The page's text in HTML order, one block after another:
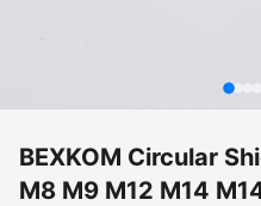
BEXKOM Circular
M8 M9 M12 M14